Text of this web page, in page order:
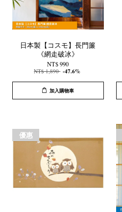
日本製【コスモ】長門簾
《網走破冰》
NT$ 990
NT$ 1,890 -47.6%
加入購物車
優惠